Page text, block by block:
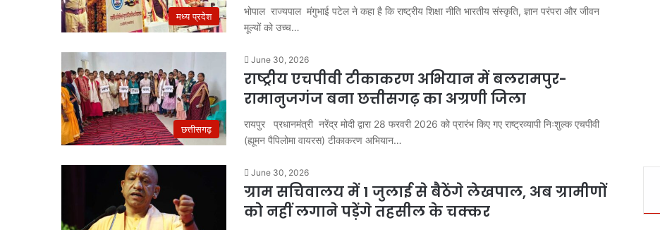
मध्य प्रदेश
भोपाल राज्यपाल मंगुभाई पटेल ने कहा है कि राष्ट्रीय शिक्षा नीति भारतीय संस्कृति, ज्ञान परंपरा और जीवन
मूल्यों को उच्च…
छत्तीसगढ़
June 30, 2026
राष्ट्रीय एचपीवी टीकाकरण अभियान में बलरामपुर-
रामानुजगंज बना छत्तीसगढ़ का अग्रणी जिला
रायपुर प्रधानमंत्री नरेंद्र मोदी द्वारा 28 फरवरी 2026 को प्रारंभ किए गए राष्ट्रव्यापी निःशुल्क एचपीवी
(ह्यूमन पैपिलोमा वायरस) टीकाकरण अभियान…
June 30, 2026
ग्राम सचिवालय में 1 जुलाई से बैठेंगे लेखपाल, अब ग्रामीणों
को नहीं लगाने पड़ेंगे तहसील के चक्कर